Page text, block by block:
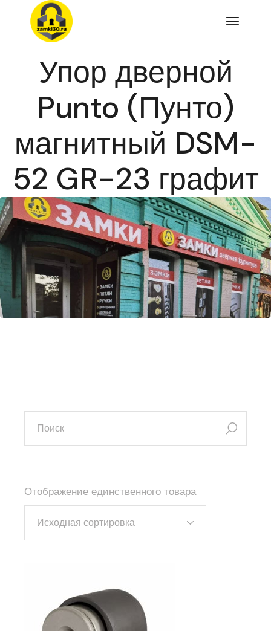
Перейти
содержимому
Упор дверной
Punto (Пунто)
магнитный DSM-
52 GR-23 графит
искать:
Отображение единственного товара
Исходная сортировка